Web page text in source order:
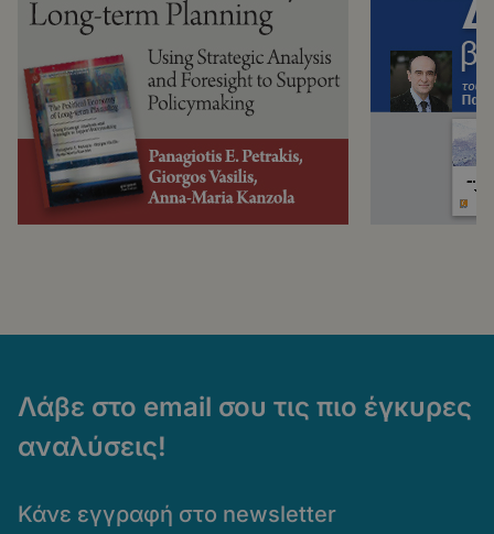
Λάβε στο email σου τις πιο έγκυρες
αναλύσεις!
Κάνε εγγραφή στο newsletter